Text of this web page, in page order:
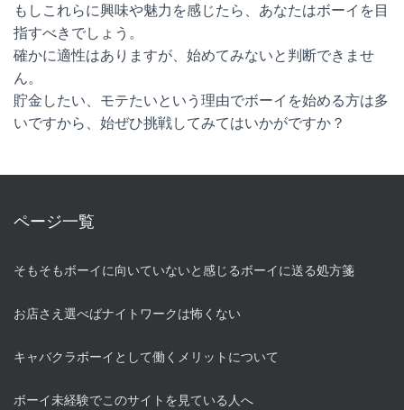
もしこれらに興味や魅力を感じたら、あなたはボーイを目
指すべきでしょう。
確かに適性はありますが、始めてみないと判断できませ
ん。
貯金したい、モテたいという理由でボーイを始める方は多
いですから、始ぜひ挑戦してみてはいかがですか？
ページ一覧
そもそもボーイに向いていないと感じるボーイに送る処方箋
お店さえ選べばナイトワークは怖くない
キャバクラボーイとして働くメリットについて
ボーイ未経験でこのサイトを見ている人へ